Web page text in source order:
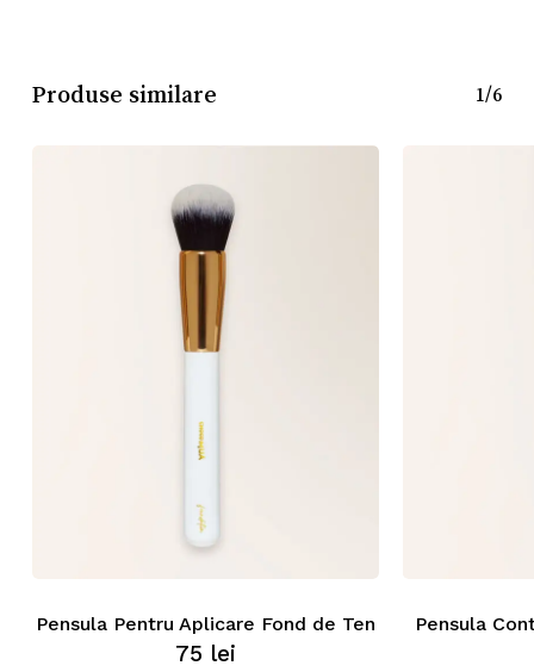
Produse similare 1/6
Pensula Pentru Aplicare Fond de Ten
75 lei
Pensula